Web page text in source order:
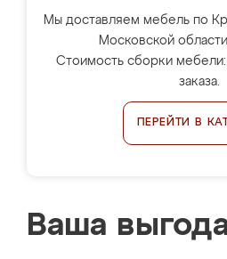
Мы доставляем мебель по
Московской
Стоимость сборки
заказа.
ПЕРЕЙТИ В
Ваша